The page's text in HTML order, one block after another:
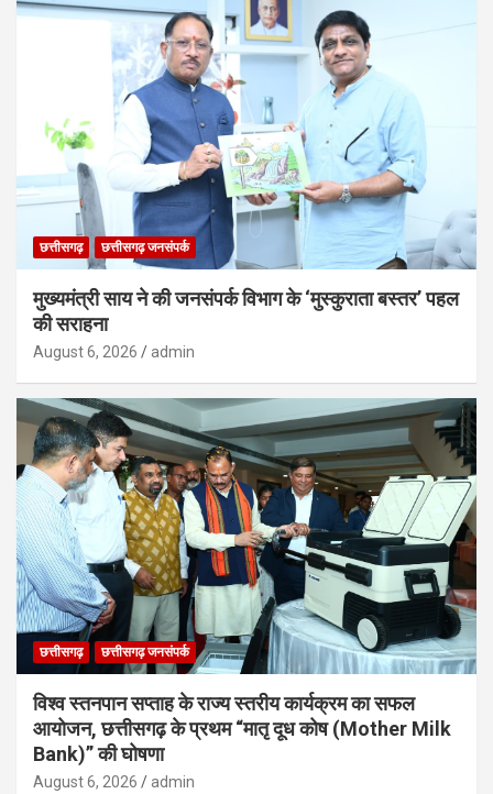
छत्तीसगढ़ छत्तीसगढ़ जनसंपर्क
मुख्यमंत्री साय ने की जनसंपर्क विभाग के ‘मुस्कुराता बस्तर’ पहल
की सराहना
August 6, 2026 admin
छत्तीसगढ़ छत्तीसगढ़ जनसंपर्क
विश्व स्तनपान सप्ताह के राज्य स्तरीय कार्यक्रम का सफल
आयोजन, छत्तीसगढ़ के प्रथम “मातृ दूध कोष (Mother Milk
Bank)” की घोषणा
August 6, 2026 admin